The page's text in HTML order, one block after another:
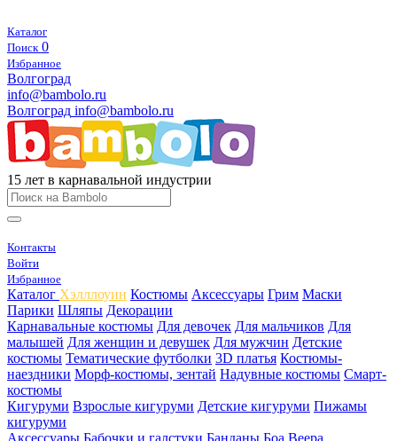
Каталог
Поиск 0
Избранное
Волгоград
info@bambolo.ru
Волгоград info@bambolo.ru
15 лет в карнавальной индустрии
Контакты
Войти
Избранное
Каталог Хэлллоуин Костюмы Аксессуары Грим Маски
Парики Шляпы Декорации
Карнавальные костюмы Для девочек Для мальчиков Для
малышей Для женщин и девушек Для мужчин Детские
костюмы Тематические футболки 3D платья Костюмы-
наездники Морф-костюмы, зентай Надувные костюмы Смарт-
костюмы
Кигуруми Взрослые кигуруми Детские кигуруми Пижамы
кигуруми
Аксессуары Бабочки и галстуки Банданы Боа Веера